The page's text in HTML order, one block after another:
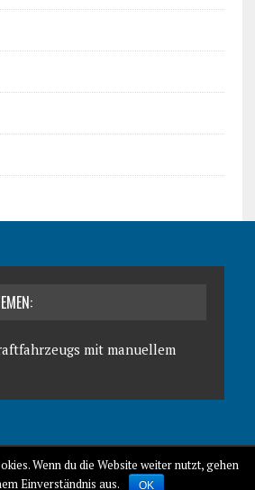
mit manuellem
DATENSCHUTZ
IMPRESSUM
Wenn du die Website weiter nutzt, gehen
Einverständnis aus.
OK